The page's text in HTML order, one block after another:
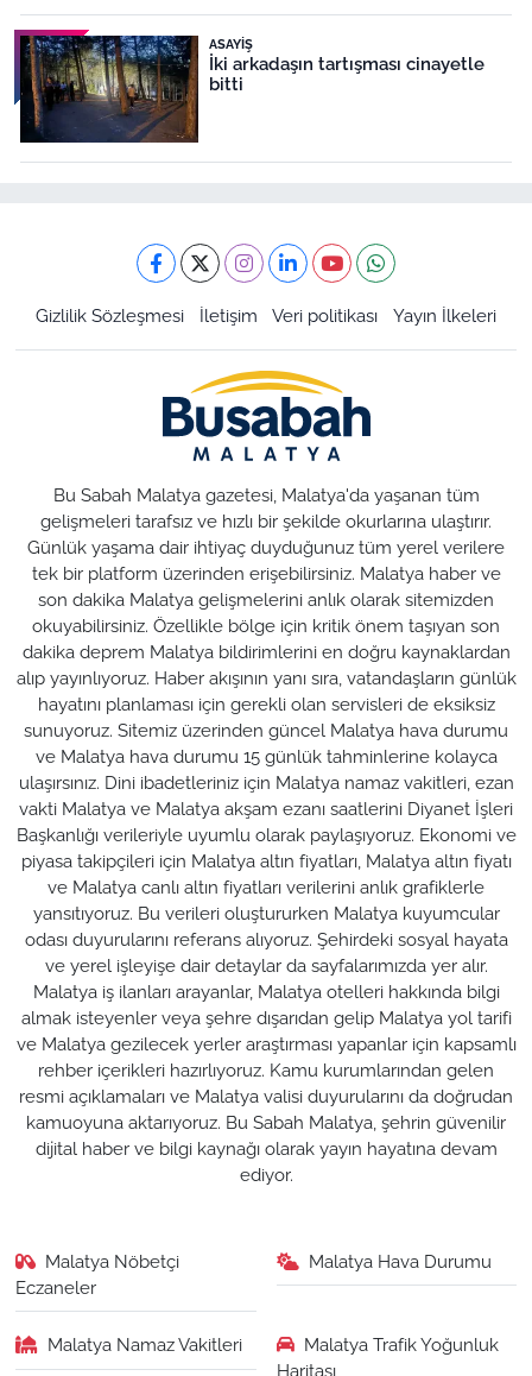
ASAYIŞ
İki arkadaşın tartışması cinayetle
bitti
Gizlilik Sözleşmesi İletişim Veri politikası Yayın İlkeleri
Bu Sabah Malatya gazetesi, Malatya'da yaşanan tüm
gelişmeleri tarafsız ve hızlı bir şekilde okurlarına ulaştırır.
Günlük yaşama dair ihtiyaç duyduğunuz tüm yerel verilere
tek bir platform üzerinden erişebilirsiniz. Malatya haber ve
son dakika Malatya gelişmelerini anlık olarak sitemizden
okuyabilirsiniz. Özellikle bölge için kritik önem taşıyan son
dakika deprem Malatya bildirimlerini en doğru kaynaklardan
alıp yayınlıyoruz. Haber akışının yanı sıra, vatandaşların günlük
hayatını planlaması için gerekli olan servisleri de eksiksiz
sunuyoruz. Sitemiz üzerinden güncel Malatya hava durumu
ve Malatya hava durumu 15 günlük tahminlerine kolayca
ulaşırsınız. Dini ibadetleriniz için Malatya namaz vakitleri, ezan
vakti Malatya ve Malatya akşam ezanı saatlerini Diyanet İşleri
Başkanlığı verileriyle uyumlu olarak paylaşıyoruz. Ekonomi ve
piyasa takipçileri için Malatya altın fiyatları, Malatya altın fiyatı
ve Malatya canlı altın fiyatları verilerini anlık grafiklerle
yansıtıyoruz. Bu verileri oluştururken Malatya kuyumcular
odası duyurularını referans alıyoruz. Şehirdeki sosyal hayata
ve yerel işleyişe dair detaylar da sayfalarımızda yer alır.
Malatya iş ilanları arayanlar, Malatya otelleri hakkında bilgi
almak isteyenler veya şehre dışarıdan gelip Malatya yol tarifi
ve Malatya gezilecek yerler araştırması yapanlar için kapsamlı
rehber içerikleri hazırlıyoruz. Kamu kurumlarından gelen
resmi açıklamaları ve Malatya valisi duyurularını da doğrudan
kamuoyuna aktarıyoruz. Bu Sabah Malatya, şehrin güvenilir
dijital haber ve bilgi kaynağı olarak yayın hayatına devam
ediyor.
Malatya Nöbetçi
Eczaneler
Malatya Hava Durumu
Malatya Namaz Vakitleri
Malatya Trafik Yoğunluk
Haritası